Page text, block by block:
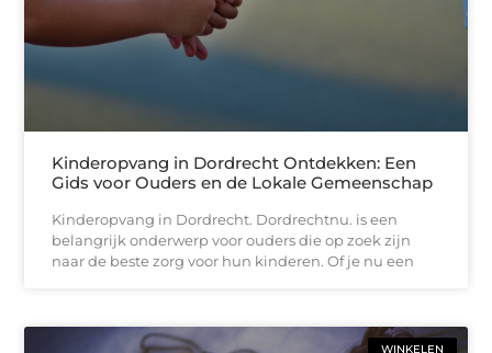
Kinderopvang in Dordrecht Ontdekken: Een
Gids voor Ouders en de Lokale Gemeenschap
Kinderopvang in Dordrecht. Dordrechtnu. is een
belangrijk onderwerp voor ouders die op zoek zijn
naar de beste zorg voor hun kinderen. Of je nu een
WINKELEN